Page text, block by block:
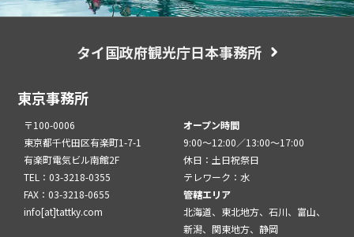
タイ国政府観光庁日本事務所
東京事務所
〒100-0006
東京都千代田区有楽町1-7-1
有楽町電気ビル南館2F
TEL：03-3218-0355
FAX：03-3218-0655
info[at]tattky.com
オープン時間
9:00～12:00／13:00～17:00
休日：土日祝祭日
テレワーク：水
管轄エリア
北海道、東北地方、石川、富山、
新潟、関東地方、静岡